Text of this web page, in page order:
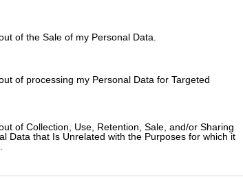
of the Sale of my Personal Data.
of processing my Personal Data for Targeted
of Collection, Use, Retention, Sale, and/or Sharing
Data that Is Unrelated with the Purposes for which it